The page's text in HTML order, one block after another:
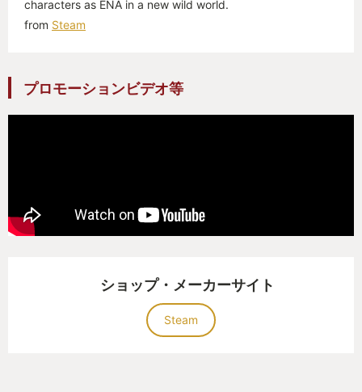
を元に翻訳を行いました。
劇中のキャラクター達は様々な言葉で喋ります。何
が、翻訳を行った所、別に内容にそんな変わりはあ
日本語の声に従えば、割と行けます。ありがとう。
こんなノリがどこかで正気を取り戻すことは無く
characters as ENA in a new wild world.
from Steam
プロモーションビデオ等
ショップ・メーカーサイト
Steam